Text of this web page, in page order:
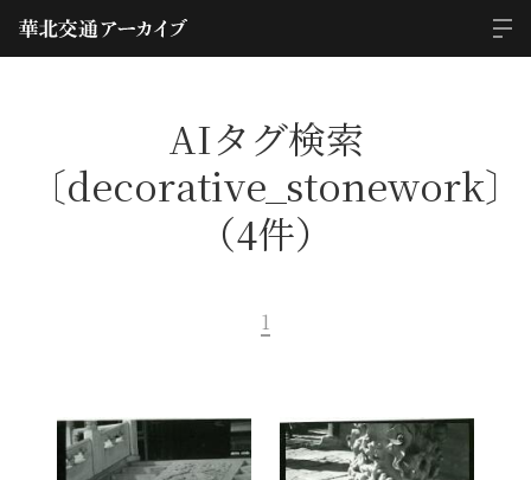
AIタグ検索
〔decorative_stonework〕
（4件）
1